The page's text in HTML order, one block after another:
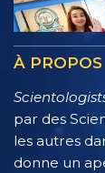
À PROPOS
par des
les autres
donne un